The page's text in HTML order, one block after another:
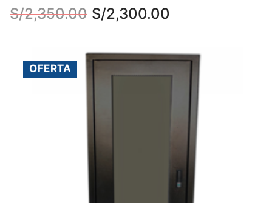
S/2,350.00 S/2,300.00
OFERTA